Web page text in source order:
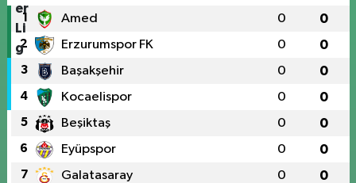
1 Amed 0 0
2 Erzurumspor FK 0 0
3 Başakşehir 0 0
4 Kocaelispor 0 0
5 Beşiktaş 0 0
6 Eyüpspor 0 0
7 Galatasaray 0 0